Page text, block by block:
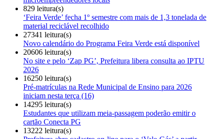
829 leitura(s)
‘Feira Verde’ fecha 1º semestre com mais de 1,3 tonelada de
material reciclável recolhido
27341 leitura(s)
Novo calendário do Programa Feira Verde está disponível
20606 leitura(s)
No site e pelo ‘Zap PG’, Prefeitura libera consulta ao IPTU
2026
16250 leitura(s)
Pré-matrículas na Rede Municipal de Ensino para 2026
iniciam nesta terça (16)
14295 leitura(s)
Estudantes que utilizam meia-passagem poderão emitir o
cartão Conecta PG
13222 leitura(s)